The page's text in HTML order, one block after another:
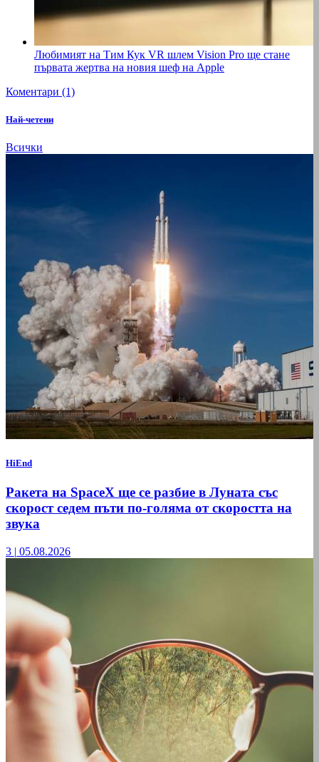
Любимият на Тим Кук VR шлем Vision Pro ще стане
първата жертва на новия шеф на Apple
Коментари (1)
Най-четени
Всички
HiEnd
Ракета на SpaceX ще се разбие в Луната със
скорост седем пъти по-голяма от скоростта на
звука
3 | 05.08.2026